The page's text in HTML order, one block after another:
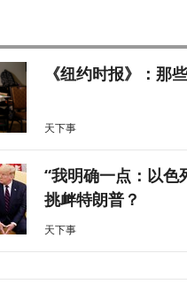
《纽约时报》：那
天下事
“我明确一点：以色
挑衅特朗普？
天下事